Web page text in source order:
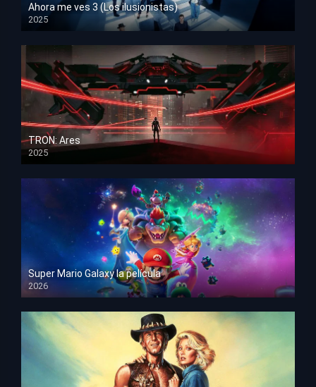
Ahora me ves 3 (Los ilusionistas)
2025
HD 1080p
TRON: Ares
2025
HD 1080p
Super Mario Galaxy la película
2026
HD 1080p